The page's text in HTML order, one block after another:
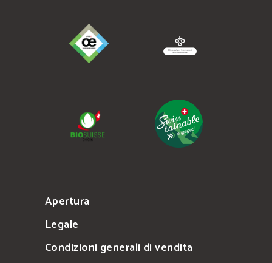
Apertura
Legale
Condizioni generali di vendita